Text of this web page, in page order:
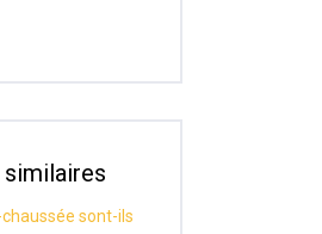
chaussée sont-ils